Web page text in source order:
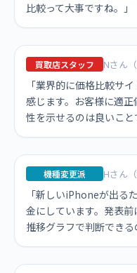
比較って大事ですね。」
買取店スタッフ Nさん
「業界的に価格比較サ
感じます。お客様に適
性を示せるのは良いこと
機種変更派 Hさん
「新しいiPhoneが出る
金にしています。発表
推移グラフで判断できる